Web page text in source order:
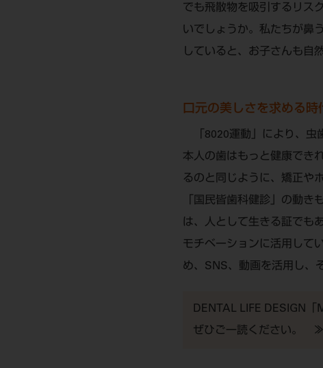
でも飛散物を吸引するリス
いでしょうか。私たちが鼻
していると、お子さんも自
口元の美しさを求める時
「8020運動」により、虫
本人の歯はもっと健康でき
るのと同じように、矯正や
「国民皆歯科健診」の動き
は、人として生きる証でも
モチベーションに活用して
め、SNS、動画を活用し、
DENTAL LIFE DESIGN
ぜひご一読ください。 ≫